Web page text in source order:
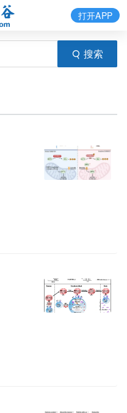
搜索
打开APP